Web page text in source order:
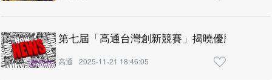
第七屆「高通台灣創新競賽」揭曉優勝團隊，
高通 2025-11-21 18:46:05